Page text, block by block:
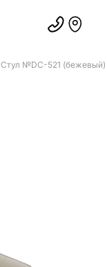
Стул №DC-521 (бежевый)